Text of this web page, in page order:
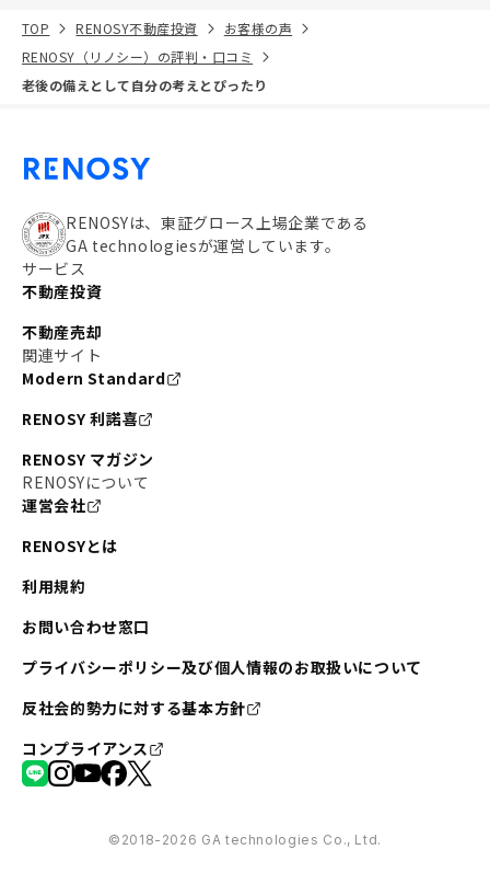
TOP RENOSY不動産投資
お客様の声
RENOSY（リノシー）の評判・口コミ
老後の備えとして自分の考えとぴったり
RENOSYは、東証グロース上場企業である
GA technologiesが運営しています。
サービス
不動産投資
不動産売却
関連サイト
Modern Standard
RENOSY 利諾喜
RENOSY マガジン
RENOSYについて
運営会社
RENOSYとは
利用規約
お問い合わせ窓口
プライバシーポリシー及び個人情報のお取扱いについて
反社会的勢力に対する基本方針
コンプライアンス
©︎2018-2026 GA technologies Co., Ltd.